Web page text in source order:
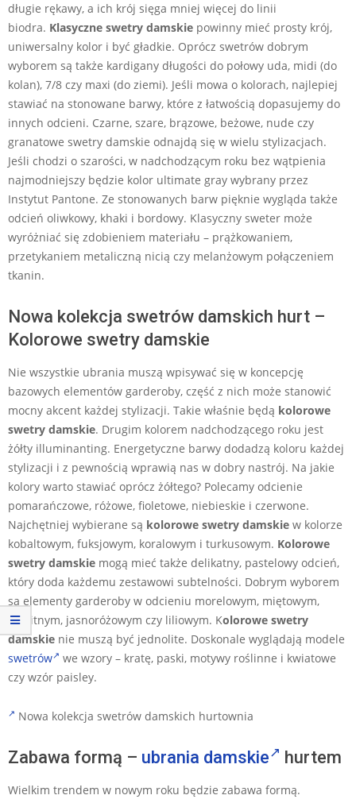
długie rękawy, a ich krój sięga mniej więcej do linii
biodra. Klasyczne swetry damskie powinny mieć prosty krój,
uniwersalny kolor i być gładkie. Oprócz swetrów dobrym
wyborem są także kardigany długości do połowy uda, midi (do
kolan), 7/8 czy maxi (do ziemi). Jeśli mowa o kolorach, najlepiej
stawiać na stonowane barwy, które z łatwością dopasujemy do
innych odcieni. Czarne, szare, brązowe, beżowe, nude czy
granatowe swetry damskie odnajdą się w wielu stylizacjach.
Jeśli chodzi o szarości, w nadchodzącym roku bez wątpienia
najmodniejszy będzie kolor ultimate gray wybrany przez
Instytut Pantone. Ze stonowanych barw pięknie wygląda także
odcień oliwkowy, khaki i bordowy. Klasyczny sweter może
wyróżniać się zdobieniem materiału – prążkowaniem,
przetykaniem metaliczną nicią czy melanżowym połączeniem
tkanin.
Nowa kolekcja swetrów damskich hurt –
Kolorowe swetry damskie
Nie wszystkie ubrania muszą wpisywać się w koncepcję
bazowych elementów garderoby, część z nich może stanowić
mocny akcent każdej stylizacji. Takie właśnie będą kolorowe
swetry damskie. Drugim kolorem nadchodzącego roku jest
żółty illuminanting. Energetyczne barwy dodadzą koloru każdej
stylizacji i z pewnością wprawią nas w dobry nastrój. Na jakie
kolory warto stawiać oprócz żółtego? Polecamy odcienie
pomarańczowe, różowe, fioletowe, niebieskie i czerwone.
Najchętniej wybierane są kolorowe swetry damskie w kolorze
kobaltowym, fuksjowym, koralowym i turkusowym. Kolorowe
swetry damskie mogą mieć także delikatny, pastelowy odcień,
który doda każdemu zestawowi subtelności. Dobrym wyborem
są elementy garderoby w odcieniu morelowym, miętowym,
błękitnym, jasnoróżowym czy liliowym. Kolorowe swetry
damskie nie muszą być jednolite. Doskonale wyglądają modele
swetrów
we wzory – kratę, paski, motywy roślinne i kwiatowe
czy wzór paisley.
Nowa kolekcja swetrów damskich hurtownia
Zabawa formą – ubrania damskie hurtem
Wielkim trendem w nowym roku będzie zabawa formą.